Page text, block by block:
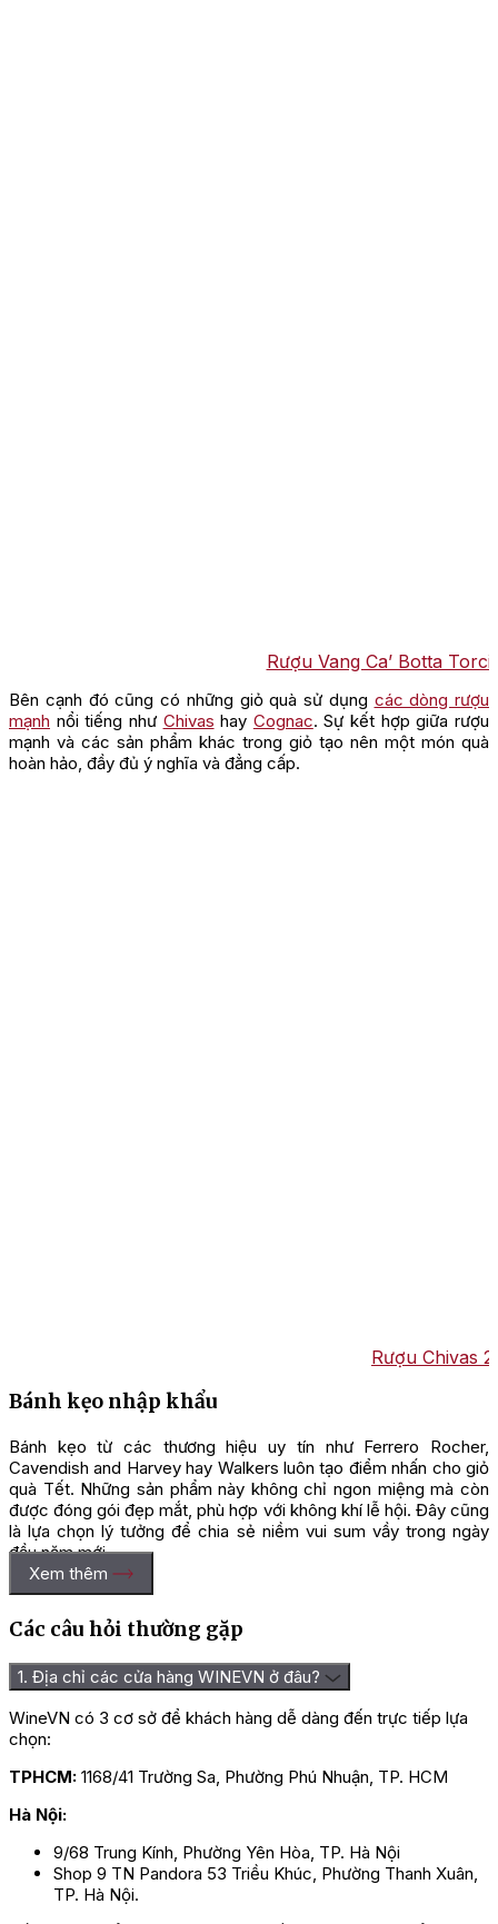
Rượu Vang Ca’ Botta
Bên cạnh đó cũng có những giỏ quà sử dụng các dòng rượu
mạnh nổi tiếng như Chivas hay Cognac. Sự kết hợp giữa rượu
mạnh và các sản phẩm khác trong giỏ tạo nên một món quà
hoàn hảo, đầy đủ ý nghĩa và đẳng cấp.
Rượu Chivas
Bánh kẹo nhập khẩu
Bánh kẹo từ các thương hiệu uy tín như Ferrero Rocher,
Cavendish and Harvey hay Walkers luôn tạo điểm nhấn cho giỏ
quà Tết. Những sản phẩm này không chỉ ngon miệng mà còn
được đóng gói đẹp mắt, phù hợp với không khí lễ hội. Đây cũng
là lựa chọn lý tưởng để chia sẻ niềm vui sum vầy trong ngày
đầu năm mới.
Xem thêm
Các câu hỏi thường gặp
1. Địa chỉ các cửa hàng WINEVN ở đâu?
WineVN có 3 cơ sở để khách hàng dễ dàng đến trực tiếp lựa
chọn:
TPHCM: 1168/41 Trường Sa, Phường Phú Nhuận, TP. HCM
Hà Nội:
9/68 Trung Kính, Phường Yên Hòa, TP. Hà Nội
Shop 9 TN Pandora 53 Triều Khúc, Phường Thanh Xuân,
TP. Hà Nội.